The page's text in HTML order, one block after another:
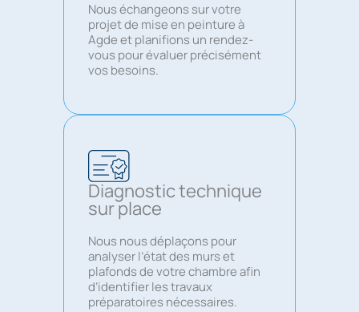
Nous échangeons sur votre
projet de mise en peinture à
Agde et planifions un rendez-
vous pour évaluer précisément
vos besoins.
Diagnostic technique
sur place
Nous nous déplaçons pour
analyser l’état des murs et
plafonds de votre chambre afin
d’identifier les travaux
préparatoires nécessaires.